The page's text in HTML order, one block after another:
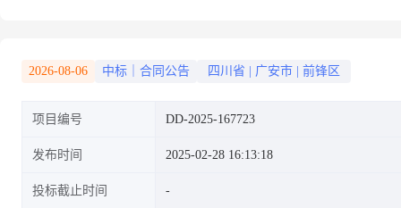
购合同政府采购合同公告
2026-08-06 中标｜合同公告 四川省 广安市 前锋区
项目编号 DD-2025-167723
发布时间 2025-02-28 16:13:18
投标截止时间